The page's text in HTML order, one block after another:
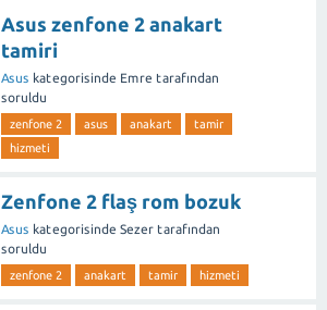
Asus zenfone 2 anakart
tamiri
Asus kategorisinde Emre tarafından
soruldu
zenfone 2 asus anakart
tamir
hizmeti
Zenfone 2 flaş rom bozuk
Asus kategorisinde Sezer tarafından
soruldu
zenfone 2 anakart tamir hizmeti